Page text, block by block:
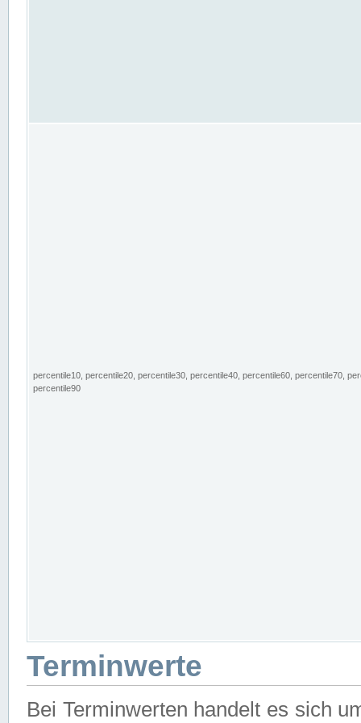
percentile10, percentile20, percentile30, percentile40, percentile60, percentile70,
percentile90
Terminwerte
Bei Terminwerten handelt es sich